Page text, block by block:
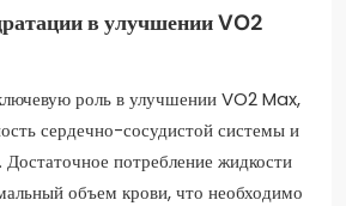
в улучшении VO2
роль в улучшении VO2 Max,
сердечно-сосудистой системы и
Достаточное потребление жидкости
объем крови, что необходимо